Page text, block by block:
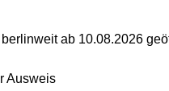
ab 10.08.2026
Ausweis